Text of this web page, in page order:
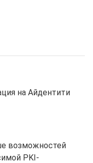
на Айдентити
возможностей
PKI-